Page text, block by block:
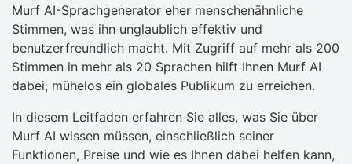
Murf AI-Sprachgenerator eher menschenähnliche
Stimmen, was ihn unglaublich effektiv und
benutzerfreundlich macht. Mit Zugriff auf mehr als 200
Stimmen in mehr als 20 Sprachen hilft Ihnen Murf AI
dabei, mühelos ein globales Publikum zu erreichen.
In diesem Leitfaden erfahren Sie alles, was Sie über
Murf AI wissen müssen, einschließlich seiner
Funktionen, Preise und wie es Ihnen dabei helfen kann,